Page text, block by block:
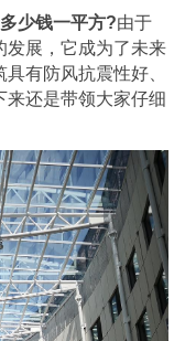
少钱一平方?由于
发展，它成为了未来
有防风抗震性好、
来还是带领大家仔细